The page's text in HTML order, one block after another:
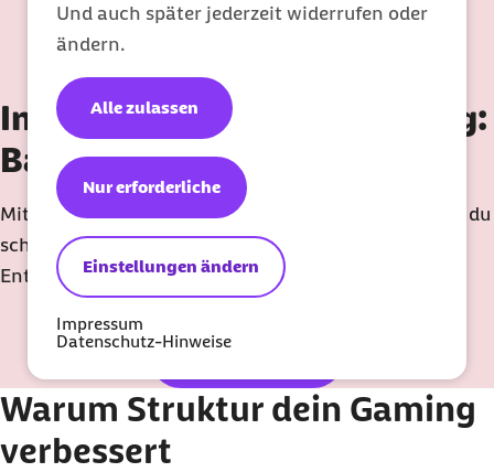
Und auch später jederzeit widerrufen oder
ändern.
Einstellungen ändern
Nur erforderliche
Alle zulassen
Impressum
Datenschutz-Hinweise
In 7 Tagen mehr Entspannung:
Barmer-Meditationsguide
Mit einfachen Übungen und praktischen Tipps lernst du
schnell die Grundlagen für Meditation,
Entschleunigung und besseren Schlaf.
Warum Struktur dein Gaming
verbessert